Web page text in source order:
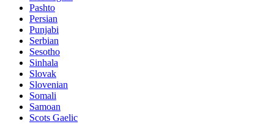
Pashto
Persian
Punjabi
Serbian
Sesotho
Sinhala
Slovak
Slovenian
Somali
Samoan
Scots Gaelic